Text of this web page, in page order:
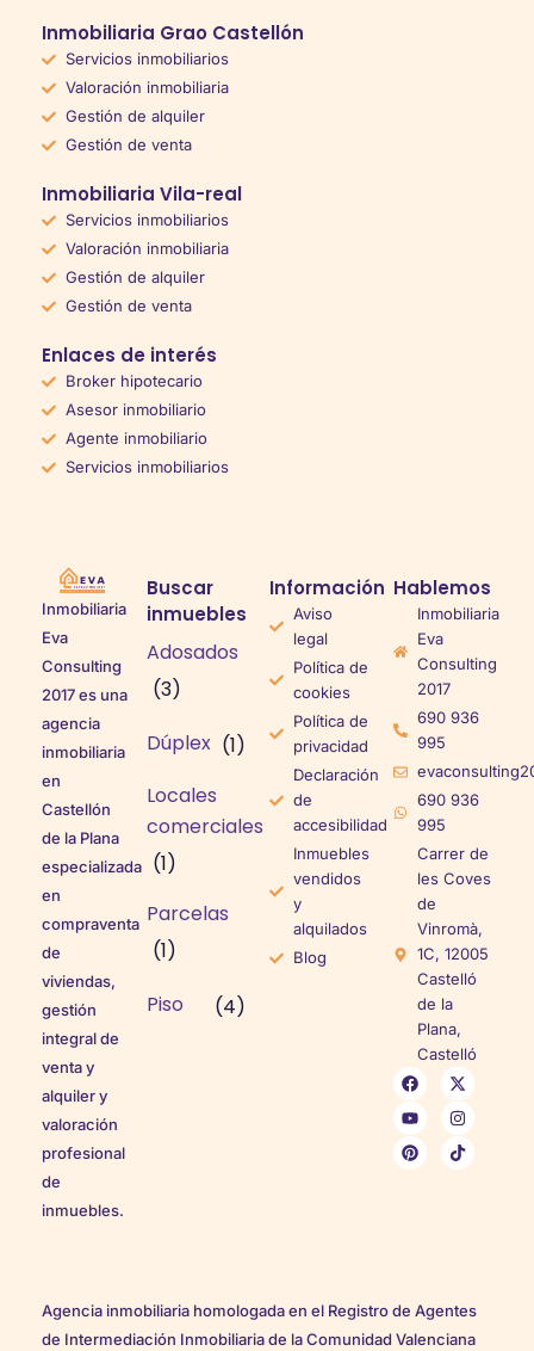
Inmobiliaria Grao Castellón
Servicios inmobiliarios
Valoración inmobiliaria
Gestión de alquiler
Gestión de venta
Inmobiliaria Vila-real
Servicios inmobiliarios
Valoración inmobiliaria
Gestión de alquiler
Gestión de venta
Enlaces de interés
Broker hipotecario
Asesor inmobiliario
Agente inmobiliario
Servicios inmobiliarios
Inmobiliaria
Eva
Consulting
2017 es una
agencia
inmobiliaria
en
Castellón
de la Plana
especializada
en
compraventa
de
viviendas,
gestión
integral de
venta y
alquiler y
valoración
profesional
de
inmuebles.
Buscar
inmuebles
Adosados
(3)
Dúplex (1)
Locales
comerciales
(1)
Parcelas
(1)
Piso
(4)
Información
Aviso
legal
Política de
cookies
Política de
privacidad
Declaración
de
accesibilidad
Inmuebles
vendidos
y
alquilados
Blog
Hablemos
Inmobiliaria
Eva
Consulting
2017
690 936
995
690 936
995
Carrer de
les Coves
de
Vinromà,
1C, 12005
Castelló
de la
Plana,
Castelló
Agencia inmobiliaria homologada en el Registro de Agentes
de Intermediación Inmobiliaria de la Comunidad Valenciana